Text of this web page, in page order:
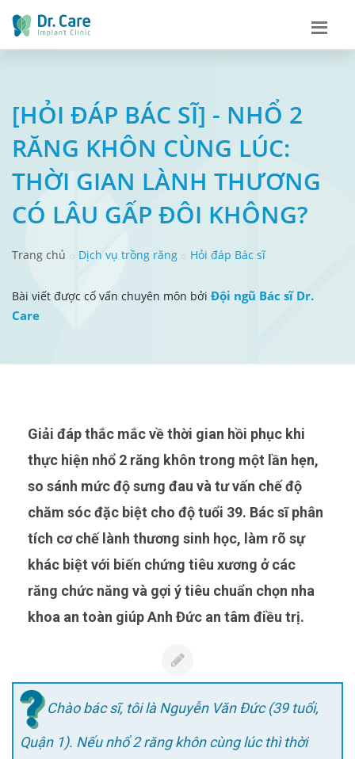
[HỎI ĐÁP BÁC SĨ] - NHỔ 2
RĂNG KHÔN CÙNG LÚC:
THỜI GIAN LÀNH THƯƠNG
CÓ LÂU GẤP ĐÔI KHÔNG?
Trang chủ Dịch vụ trồng răng Hỏi đáp Bác sĩ
Bài viết được cố vấn chuyên môn bởi Đội ngũ Bác sĩ Dr.
Care
Giải đáp thắc mắc về thời gian hồi phục khi
thực hiện nhổ 2 răng khôn trong một lần hẹn,
so sánh mức độ sưng đau và tư vấn chế độ
chăm sóc đặc biệt cho độ tuổi 39. Bác sĩ phân
tích cơ chế lành thương sinh học, làm rõ sự
khác biệt với biến chứng tiêu xương ở các
răng chức năng và gợi ý tiêu chuẩn chọn nha
khoa an toàn giúp Anh Đức an tâm điều trị.
Chào bác sĩ, tôi là Nguyễn Văn Đức (39 tuổi,
Quận 1). Nếu nhổ 2 răng khôn cùng lúc thì thời